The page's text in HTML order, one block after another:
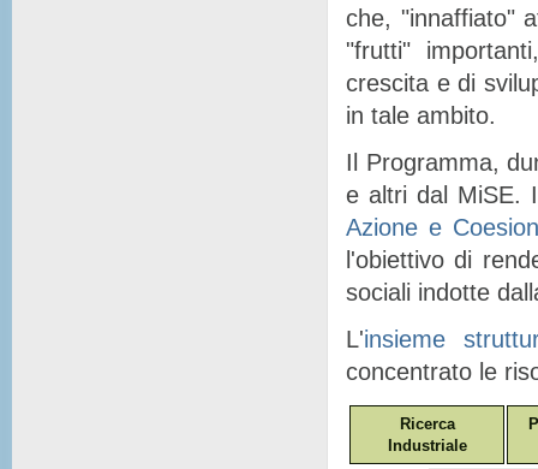
che, "innaffiato"
"frutti"
crescita e di
in tale ambito.
Il Programma,
e altri dal MiSE.
Azione e
l'obiettivo di
sociali indotte
L'insieme
concentrato le
Ricerca
Industriale